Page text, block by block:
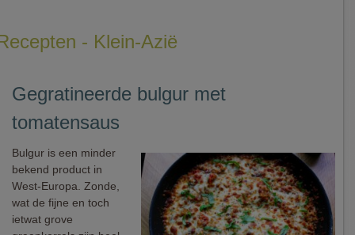
- Klein-Azië
Gegratineerde bulgur met
tomatensaus
Bulgur is een minder
bekend product in
West-Europa. Zonde,
wat de fijne en toch
ietwat grove